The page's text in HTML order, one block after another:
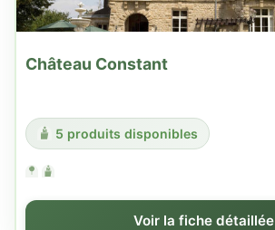
Château Constant
5 produits disponibles
Voir la fiche détaillée